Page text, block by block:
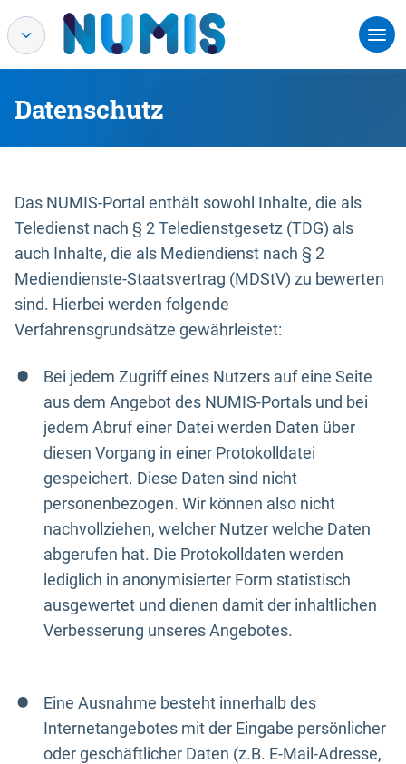
Datenschutz
Das NUMIS-Portal enthält sowohl Inhalte, die als
Teledienst nach § 2 Teledienstgesetz (TDG) als
auch Inhalte, die als Mediendienst nach § 2
Mediendienste-Staatsvertrag (MDStV) zu bewerten
sind. Hierbei werden folgende
Verfahrensgrundsätze gewährleistet:
Bei jedem Zugriff eines Nutzers auf eine Seite
aus dem Angebot des NUMIS-Portals und bei
jedem Abruf einer Datei werden Daten über
diesen Vorgang in einer Protokolldatei
gespeichert. Diese Daten sind nicht
personenbezogen. Wir können also nicht
nachvollziehen, welcher Nutzer welche Daten
abgerufen hat. Die Protokolldaten werden
lediglich in anonymisierter Form statistisch
ausgewertet und dienen damit der inhaltlichen
Verbesserung unseres Angebotes.
Eine Ausnahme besteht innerhalb des
Internetangebotes mit der Eingabe persönlicher
oder geschäftlicher Daten (z.B. E-Mail-Adresse,